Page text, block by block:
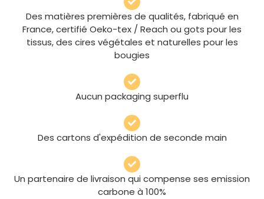
Des matières premières de qualités, fabriqué en
France, certifié Oeko-tex / Reach ou gots pour les
tissus, des cires végétales et naturelles pour les
bougies
Aucun packaging superflu
Des cartons d'expédition de seconde main
Un partenaire de livraison qui compense ses emission
carbone à 100%